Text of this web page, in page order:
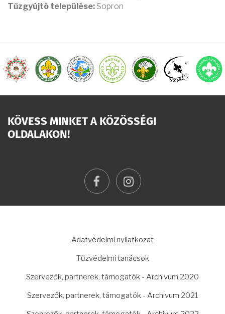
Tűzgyújtó települése: Sopron
KÖVESS MINKET A KÖZÖSSÉGI
OLDALAKON!
facebookinstagram
Adatvédelmi nyilatkozat
Tűzvédelmi tanácsok
Szervezők, partnerek, támogatók - Archivum 2020
Szervezők, partnerek, támogatók - Archivum 2021